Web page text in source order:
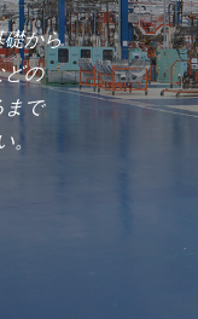
から
どの
まで